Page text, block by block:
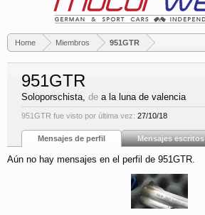
Home Miembros 951GTR
951GTR
Soloporschista, de a la luna de valencia
951GTR fue visto por última vez: 27/10/18
Mensajes de perfil Mensajes escritos
Aún no hay mensajes en el perfil de 951GTR.